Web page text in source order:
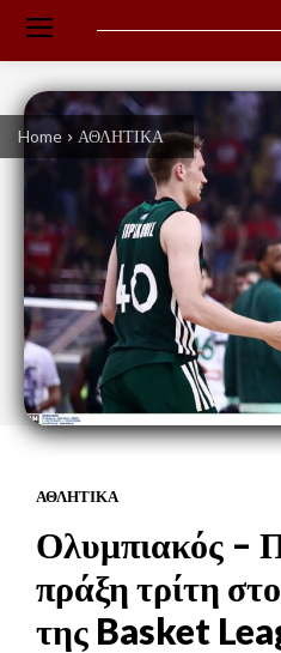
Home ΑΘΛΗΤΙΚΑ
ΑΘΛΗΤΙΚΑ
Ολυμπιακός –
πράξη τρίτη
της Basket